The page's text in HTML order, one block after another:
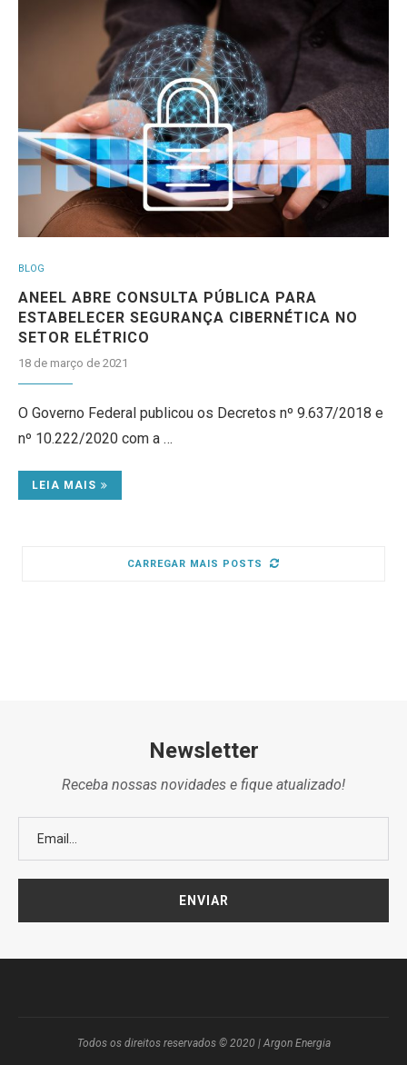
BLOG
ANEEL ABRE CONSULTA PÚBLICA PARA
ESTABELECER SEGURANÇA CIBERNÉTICA NO
SETOR ELÉTRICO
18 de março de 2021
O Governo Federal publicou os Decretos nº 9.637/2018 e
nº 10.222/2020 com a …
LEIA MAIS
CARREGAR MAIS POSTS
Newsletter
Receba nossas novidades e fique atualizado!
Todos os direitos reservados © 2020 | Argon Energia